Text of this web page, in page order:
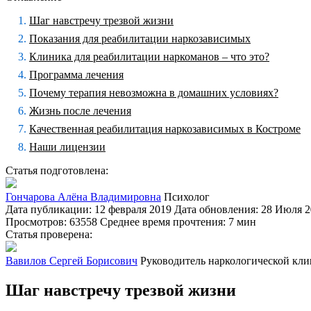
Шаг навстречу трезвой жизни
Показания для реабилитации наркозависимых
Клиника для реабилитации наркоманов – что это?
Программа лечения
Почему терапия невозможна в домашних условиях?
Жизнь после лечения
Качественная реабилитация наркозависимых в Костроме
Наши лицензии
Статья подготовлена:
Гончарова Алёна Владимировна Психолог
Дата публикации: 12 февраля 2019 Дата обновления: 28 Июля
Просмотров: 63558 Среднее время прочтения: 7 мин
Статья проверена:
Вавилов Сергей Борисович Руководитель наркологической
Шаг навстречу трезвой жизни